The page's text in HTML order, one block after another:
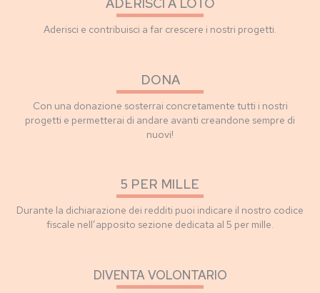
ADERISCI A LOTO
Aderisci e contribuisci a far crescere i nostri progetti.
DONA
Con una donazione sosterrai concretamente tutti i nostri
progetti e permetterai di andare avanti creandone sempre di
nuovi!
5 PER MILLE
Durante la dichiarazione dei redditi puoi indicare il nostro codice
fiscale nell’apposito sezione dedicata al 5 per mille.
DIVENTA VOLONTARIO